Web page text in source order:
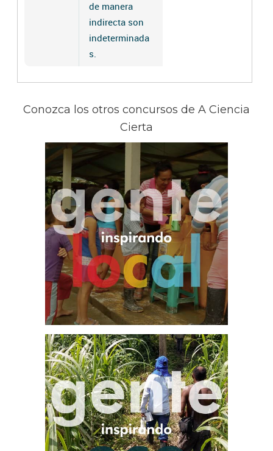
de manera
indirecta son
indeterminada
s.
Conozca los otros concursos de A Ciencia
Cierta